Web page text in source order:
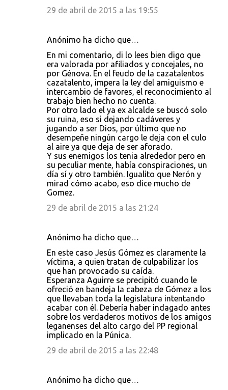
29 de abril de 2015 a las 19:55
Anónimo ha dicho que…
En mi comentario, di lo lees bien digo que
era valorada por afiliados y concejales, no
por Génova. En el feudo de la cazatalentos
cazatalento, impera la ley del amiguismo e
intercambio de favores, el reconocimiento al
trabajo bien hecho no cuenta.
Por otro lado el ya ex alcalde se buscó solo
su ruina, eso si dejando cadáveres y
jugando a ser Dios, por último que no
desempeñe ningún cargo le deja con el culo
al aire ya que deja de ser aforado.
Y sus enemigos los tenia alrededor pero en
su peculiar mente, había conspiraciones, un
día sí y otro también. Igualito que Nerón y
mirad cómo acabo, eso dice mucho de
Gomez.
29 de abril de 2015 a las 21:24
Anónimo ha dicho que…
En este caso Jesús Gómez es claramente la
víctima, a quien tratan de culpabilizar los
que han provocado su caída.
Esperanza Aguirre se precipitó cuando le
ofreció en bandeja la cabeza de Gómez a los
que llevaban toda la legislatura intentando
acabar con él. Debería haber indagado antes
sobre los verdaderos motivos de los amigos
leganenses del alto cargo del PP regional
implicado en la Púnica.
29 de abril de 2015 a las 22:48
Anónimo ha dicho que…